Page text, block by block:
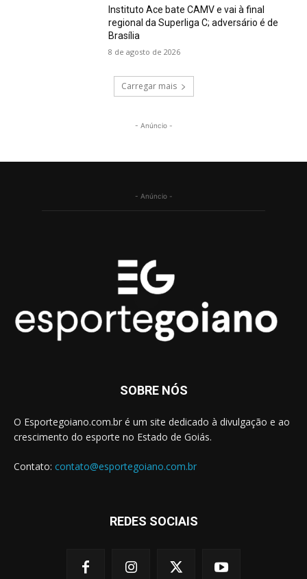
Instituto Ace bate CAMV e vai à final
regional da Superliga C; adversário é de
Brasília
8 de agosto de 2026
Carregar mais
- Anúncio -
- Anúncio -
SOBRE NÓS
O Esportegoiano.com.br é um site dedicado à divulgação e ao
crescimento do esporte no Estado de Goiás.
Contato: contato@esportegoiano.com.br
REDES SOCIAIS